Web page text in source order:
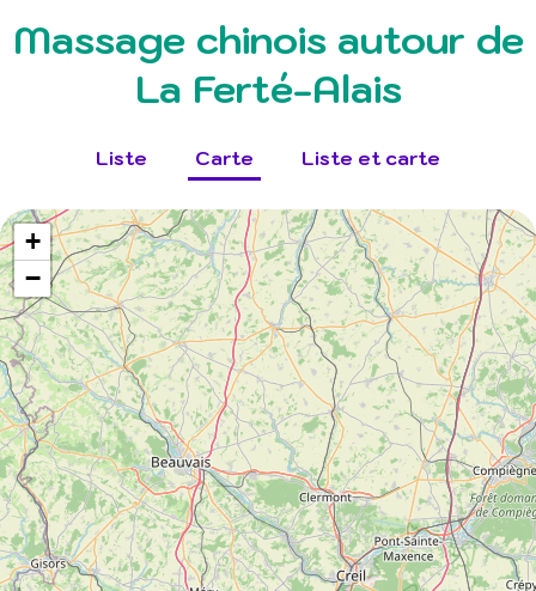
Massage chinois autour de
La Ferté-Alais
Liste Carte Liste et carte
+
−